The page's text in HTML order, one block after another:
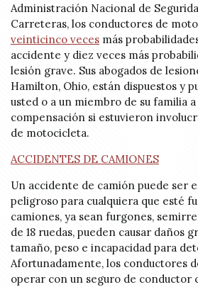
Administración Nacional de
Carreteras, los conductores de
veinticinco veces más
accidente y diez veces más
lesión grave. Sus abogados de
Hamilton, Ohio, están dispuestos y
usted o a un miembro de su familia
compensación si estuvieron
de motocicleta.
ACCIDENTES DE CAMIONES
Un accidente de camión puede ser
peligroso para cualquiera que esté
camiones, ya sean furgones,
de 18 ruedas, pueden causar daños
tamaño, peso e incapacidad para
Afortunadamente, los conductores
operar con un seguro de conductor